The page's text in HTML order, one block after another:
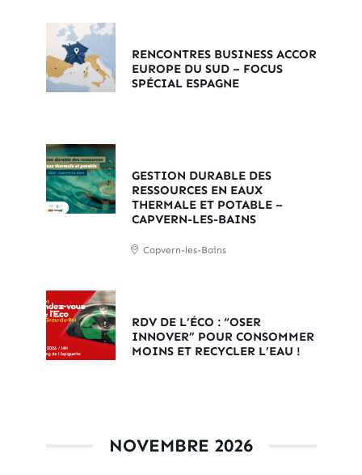
RENCONTRES BUSINESS ACCOR
EUROPE DU SUD – FOCUS
SPÉCIAL ESPAGNE
GESTION DURABLE DES
RESSOURCES EN EAUX
THERMALE ET POTABLE –
CAPVERN-LES-BAINS
Capvern-les-Bains
RDV DE L’ÉCO : “OSER
INNOVER” POUR CONSOMMER
MOINS ET RECYCLER L’EAU !
NOVEMBRE 2026